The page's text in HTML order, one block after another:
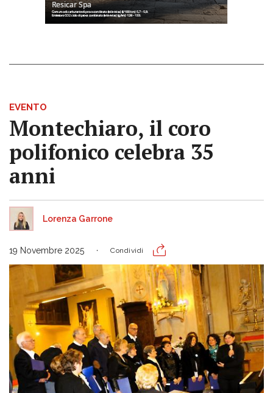
EVENTO
Montechiaro, il coro
polifonico celebra 35
anni
Lorenza Garrone
19 Novembre 2025 Condividi